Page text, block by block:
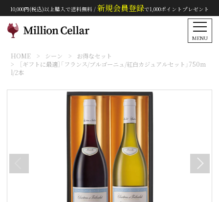
10,000円(税込)以上購入で送料無料 / 新規会員登録で1,000ポイントプレゼント
MENU
HOME シーン
お得なセット
［ギフトに最適］「フランス/ブルゴーニュ/紅白カジュアルセット」750m
l/2本